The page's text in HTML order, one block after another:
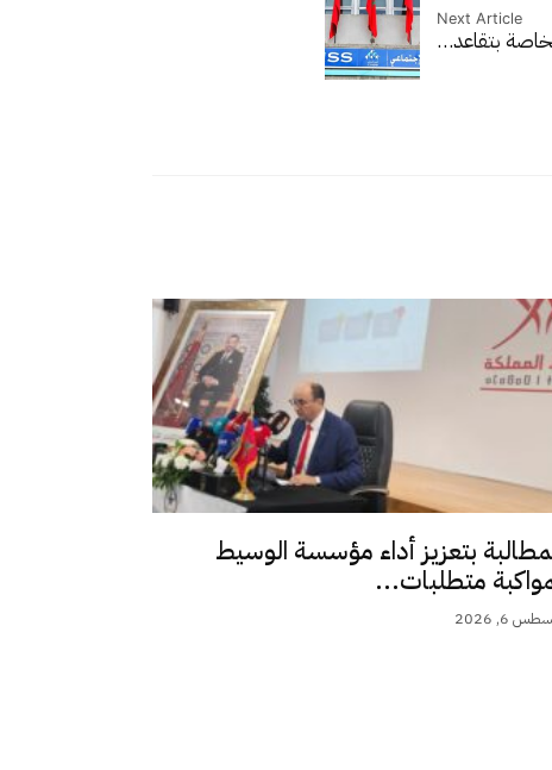
Next Article
بتقاعد…
بتعزيز أداء مؤسسة الوسيط
متطلبات...
6, 2026